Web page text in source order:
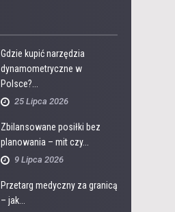
Gdzie kupić narzędzia
dynamometryczne w
Polsce?...
25 Lipca 2026
Zbilansowane posiłki bez
planowania – mit czy...
9 Lipca 2026
Przetarg medyczny za granicą
– jak...